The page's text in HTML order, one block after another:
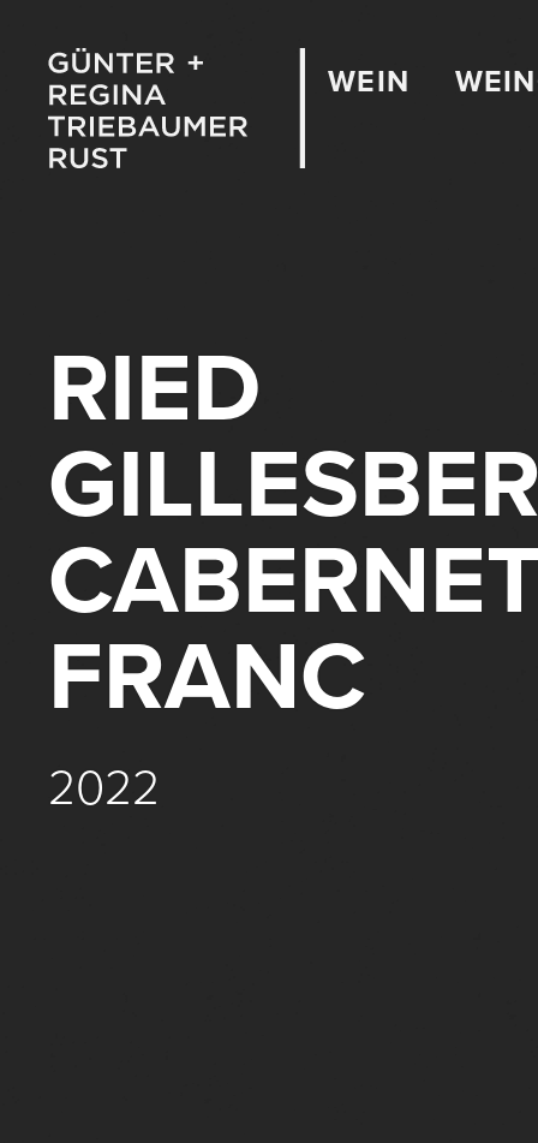
WEIN
RIED
FRANC
2022